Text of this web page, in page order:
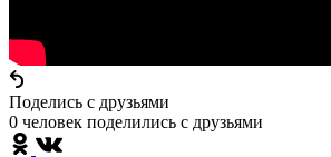
Поделись c друзьями
0 человек поделились c друзьями